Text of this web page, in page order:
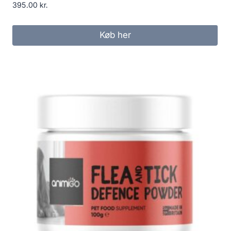
395.00 kr.
Køb her